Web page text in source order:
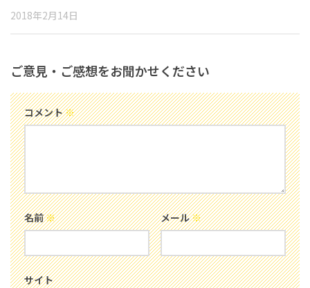
2018年2月14日
ご意見・ご感想をお聞かせください
コメント※
名前※ メール※
サイト